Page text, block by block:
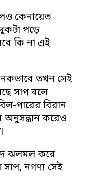
কেনায়েত
পড়ে
কি না এই
তখন সেই
সাপ বলে
পারের বিরান
অনুসন্ধান করেও
ঝলমল করে
নগণ্য সেই